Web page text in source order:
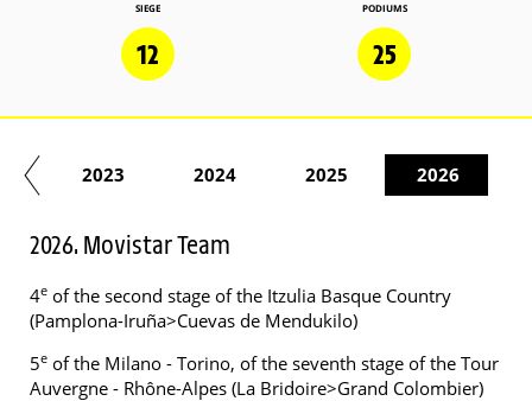
SIEGE
12
PODIUMS
25
2023 2024 2025 2026
2026. Movistar Team
4e of the second stage of the Itzulia Basque Country
(Pamplona-Iruña>Cuevas de Mendukilo)
5e of the Milano - Torino, of the seventh stage of the Tour
Auvergne - Rhône-Alpes (La Bridoire>Grand Colombier)